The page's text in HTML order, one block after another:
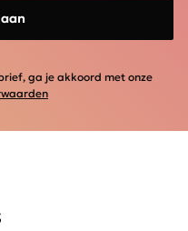
ga je akkoord met onze